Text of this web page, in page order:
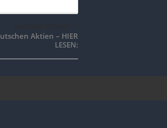
Aktien – HIER
LESEN: